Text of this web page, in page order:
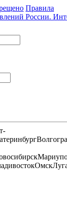
Правила
Омск